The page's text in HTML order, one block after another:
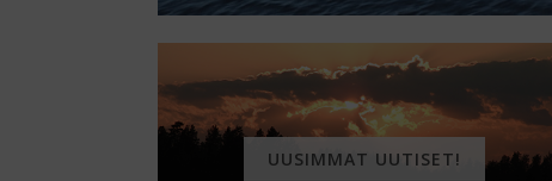
UUSIMMAT UUTISET!